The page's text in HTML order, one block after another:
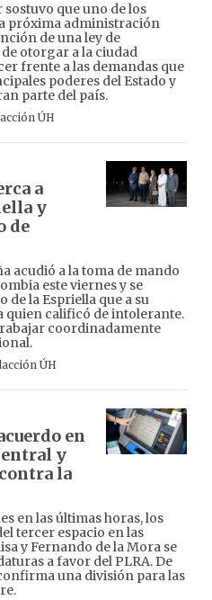
que uno de los
próxima administración
de una ley de
otorgar a la ciudad
frente a las demandas que
poderes del Estado y
parte del país.
ÚH
a
y
de
acudió a la toma de mando
este viernes y se
de la Espriella que a su
quien calificó de intolerante.
coordinadamente
ÚH
en
y
la
en las últimas horas, los
tercer espacio en las
y Fernando de la Mora se
a favor del PLRA. De
una división para las